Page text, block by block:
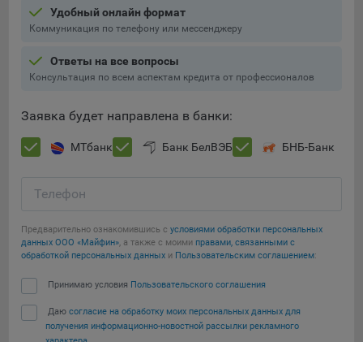
пользователей с сайтом.
9.3. Файлы cookie предпочтений, например, для настройки
выборе пользователя на сайте и его предпочтениях и
настройках для того, чтобы соответствующим образом
настраивать сайт.
собирают информацию о том, как пользователь
улучшения.
сайта Общества посещаются чаще всего, помогают
сайта, а также позволяют оценить эффективность
рекламы. Благодаря этому у Общества есть возможность
Сохранить мои изменения
Сохранить по умолчанию
Удобный онлайн формат
Коммуникация по телефону или мессенджеру
Ответы на все вопросы
Консультация по всем аспектам кредита от профессионалов
Заявка будет направлена в банки:
МТбанк Банк БелВЭБ БНБ-Банк
Телефон
Предварительно ознакомившись с условиями обработки персональных
данных ООО «Майфин», а также с моими правами, связанными с
обработкой персональных данных и Пользовательским соглашением:
Принимаю условия Пользовательского соглашения
Даю согласие на обработку моих персональных данных для
получения информационно-новостной рассылки рекламного